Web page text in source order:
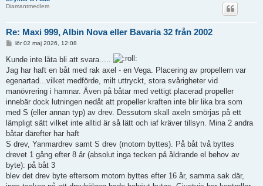
Diamantmedlem
Re: Maxi 999, Albin Nova eller Bavaria 32 från 2002
ä
g
g
lör 02 maj 2026, 12:08
Kunde inte låta bli att svara.....
Jag har haft en båt med rak axel - en Vega. Placering av propellern var
egenartad...vilket medförde, milt uttryckt, stora svårigheter vid
manövrering i hamnar. Även på båtar med vettigt placerad propeller
innebär dock lutningen nedåt att propeller kraften inte blir lika bra som
med S (eller annan typ) av drev. Dessutom skall axeln smörjas på ett
lämpligt sätt vilket inte alltid är så lätt och iaf kräver tillsyn. Mina 2 andra
båtar därefter har haft
S drev, Yanmardrev samt S drev (motorn byttes). På båt två byttes
drevet 1 gång efter 8 år (absolut inga tecken på åldrande el behov av
byte): på båt 3
blev det drev byte eftersom motorn byttes efter 16 år, samma sak där,